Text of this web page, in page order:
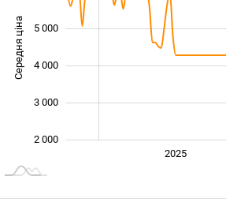
Середня ціна
2 000
3 000
4 000
5 000
2025